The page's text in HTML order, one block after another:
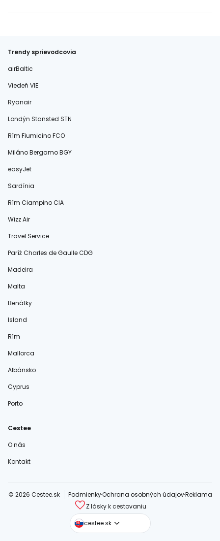
Trendy sprievodcovia
airBaltic
Viedeň VIE
Ryanair
Londýn Stansted STN
Rím Fiumicino FCO
Miláno Bergamo BGY
easyJet
Sardínia
Rím Ciampino CIA
Wizz Air
Travel Service
Paríž Charles de Gaulle CDG
Madeira
Malta
Benátky
Island
Rím
Mallorca
Albánsko
Cyprus
Porto
Cestee
O nás
Kontakt
© 2026 Cestee.sk PodmienkyOchrana osobných údajovReklama
Z lásky k cestovaniu
cestee.sk
cestee.com
cestee.pl